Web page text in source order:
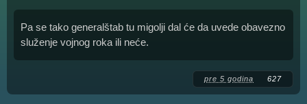
Pa se tako generalštab tu migolji dal će da uvede obavezno
služenje vojnog roka ili neće.
pre 5 godina 627